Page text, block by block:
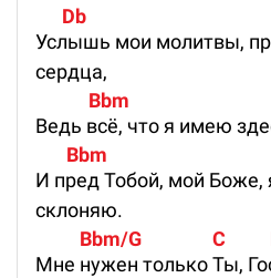
Db
Услышь мои молитвы,
сердца,
Bbm
Ведь всё, что я имею
Bbm
И пред Тобой, мой Боже,
склоняю.
Bbm/G                C
Мне нужен только Ты,